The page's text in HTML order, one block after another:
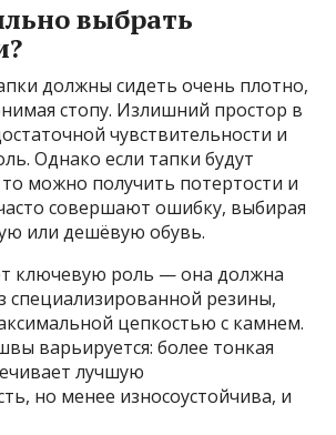
выбрать
должны сидеть очень плотно,
стопу. Излишний простор в
чувствительности и
Однако если тапки будут
можно получить потертости и
совершают ошибку, выбирая
или дешёвую обувь.
ключевую роль — она должна
специализированной резины,
цепкостью с камнем.
варьируется: более тонкая
лучшую
но менее износоустойчива, и